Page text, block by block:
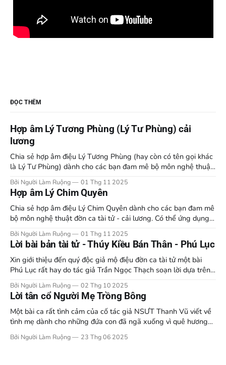
ĐỌC THÊM
Hợp âm Lý Tương Phùng (Lý Tư Phùng) cải
lương
Chia sẻ hợp âm điệu Lý Tương Phùng (hay còn có tên gọi khác
là Lý Tư Phùng) dành cho các bạn đam mê bộ môn nghệ thuật
đờn ca tài tử - cải lương. Có thể ứng dụng trong tập luyện, giao
lưu, biểu diễn, hòa âm phối khí. Đây
Bởi Người Làm Ruộng 01 Thg 11 2025
Hợp âm Lý Chim Quyên
Chia sẻ hợp âm điệu Lý Chim Quyên dành cho các bạn đam mê
bộ môn nghệ thuật đờn ca tài tử - cải lương. Có thể ứng dụng
trong tập luyện, giao lưu, biểu diễn, hòa âm phối khí. Đây là hợp
âm theo cảm nhận cá nhân, tùy mỗi
Bởi Người Làm Ruộng 01 Thg 11 2025
Lời bài bản tài tử - Thúy Kiều Bán Thân - Phú Lục
Xin giới thiệu đến quý độc giả mộ điệu đờn ca tài tử một bài
Phú Lục rất hay do tác giả Trần Ngọc Thạch soạn lời dựa trên
nguyên tác Truyện Kiều của đại thi hào Nguyễn Du, nhan đề
"Thúy Kiều Bán Thân. Lớp I 1. ---- - Thằng
Bởi Người Làm Ruộng 02 Thg 10 2025
Lời tân cổ Người Mẹ Trồng Bông
Một bài ca rất tình cảm của cố tác giả NSƯT Thanh Vũ viết về
tình mẹ dành cho những đứa con đã ngã xuống vì quê hương
Bến Tre nói riêng và đất nước nói chung. Bài ca từng được
những nghệ sĩ nổi tiếng song ca như NSND
Bởi Người Làm Ruộng 23 Thg 06 2025